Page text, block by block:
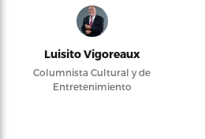
Luisito Vigoreaux
Columnista Cultural y de
Entretenimiento